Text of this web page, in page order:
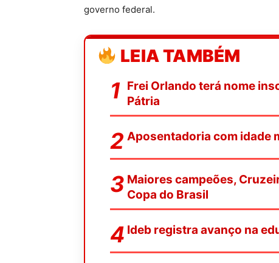
governo federal.
LEIA TAMBÉM
Frei Orlando terá nome
Pátria
Aposentadoria com idade
Maiores campeões,
Copa do Brasil
Ideb registra avanço na